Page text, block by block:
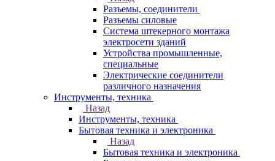
Разъемы, соединители
Разъемы силовые
Система штекерного монтажа
электросети зданий
Устройства промышленные,
специальные
Электрические соединители
различного назначения
Инструменты, техника
Назад
Инструменты, техника
Бытовая техника и электроника
Назад
Бытовая техника и электроника